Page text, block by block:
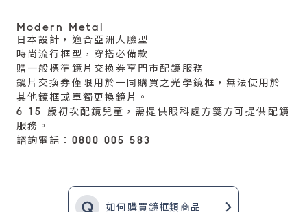
Modern Metal
日本設計，適合亞洲人臉型
時尚流行框型，穿搭必備款
贈一般標準鏡片交換券享門市配鏡服務
鏡片交換券僅限用於一同購買之光學鏡框，無法使用於
其他鏡框或單獨更換鏡片。
6-15 歲初次配鏡兒童，需提供眼科處方箋方可提供配鏡
服務。
諮詢電話：0800-005-583
如何購買鏡框類商品